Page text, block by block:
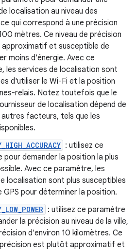
localisation au niveau des
qui correspond à une précision
mètres. Ce niveau de précision
et susceptible de
moins d'énergie. Avec ce
les services de localisation sont
d'utiliser le Wi-Fi et la position
relais. Notez toutefois que le
de localisation dépend de
autres facteurs, tels que les
: utilisez ce
pour demander la position la plus
Avec ce paramètre, les
localisation sont plus susceptibles
GPS pour déterminer la position.
: utilisez ce paramètre
la précision au niveau de la ville,
d'environ 10 kilomètres. Ce
est plutôt approximatif et